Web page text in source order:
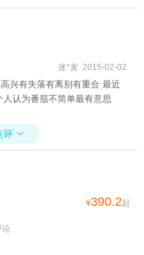
迷*麦 2015-02-02
兴有失落有离别有重合 最近
认为番茄不简单最有意思
评 
¥390.2起